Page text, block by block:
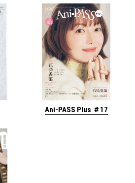
Ani-PASS Plus ＃17